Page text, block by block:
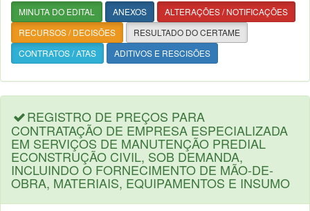
MINUTA DO EDITAL ANEXOS
ALTERAÇÕES / NOTIFICAÇÕES
RECURSOS / DECISÕES
RESULTADO DO CERTAME
CONTRATOS / ATAS
ADITIVOS E RESCISÕES
REGISTRO DE PREÇOS PARA
CONTRATAÇÃO DE EMPRESA ESPECIALIZADA
EM SERVIÇOS DE MANUTENÇÃO PREDIAL
ECONSTRUÇÃO CIVIL, SOB DEMANDA,
INCLUINDO O FORNECIMENTO DE MÃO-DE-
OBRA, MATERIAIS, EQUIPAMENTOS E INSUMO